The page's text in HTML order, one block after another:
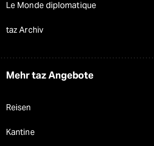
Le Monde diplomatique
taz Archiv
Mehr taz Angebote
Reisen
Kantine